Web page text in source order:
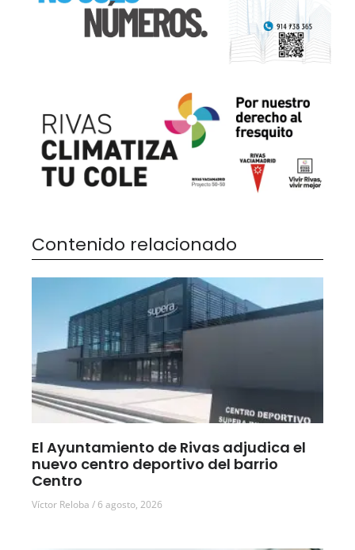
Contenido relacionado
El Ayuntamiento de Rivas adjudica el
nuevo centro deportivo del barrio
Centro
Víctor Reloba 6 agosto, 2026